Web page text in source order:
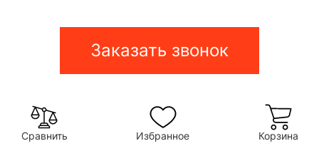
Заказать звонок
Сравнить Избранное Корзина